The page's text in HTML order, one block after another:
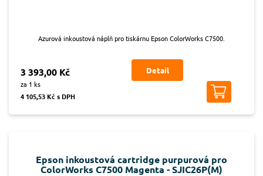
Azurová inkoustová náplň pro tiskárnu Epson ColorWorks C7500.
3 393,00 Kč
za 1 ks
4 105,53 Kč s DPH
Detail
Epson inkoustová cartridge purpurová pro
ColorWorks C7500 Magenta - SJIC26P(M)